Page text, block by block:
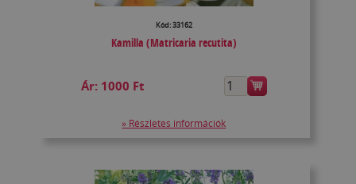
Kód: 33162
Kamilla (Matricaria recutita)
Ár: 1000 Ft
» Részletes információk